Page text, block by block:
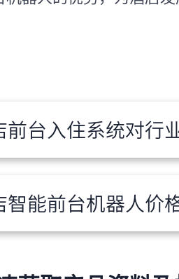
前台入住系统对行业
智能前台机器人价